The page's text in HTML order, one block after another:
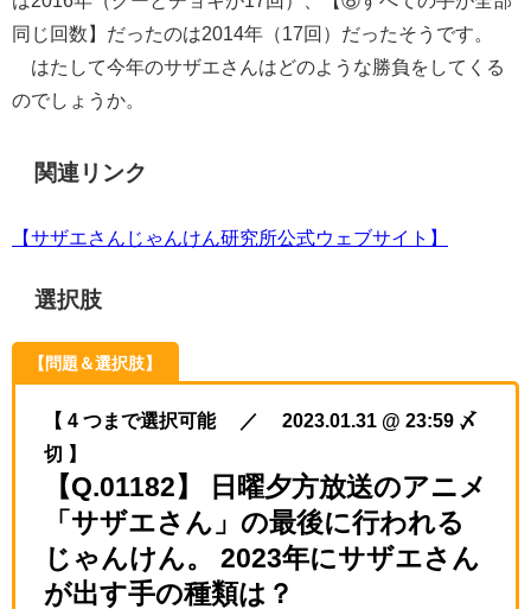
同じ回数】だったのは2014年（17回）だったそうです。
はたして今年のサザエさんはどのような勝負をしてくる
のでしょうか。
関連リンク
【サザエさんじゃんけん研究所公式ウェブサイト】
選択肢
【問題＆選択肢】
【 4 つまで選択可能 ／ 2023.01.31 @ 23:59 〆
切 】
【Q.01182】 日曜夕方放送のアニメ
「サザエさん」の最後に行われる
じゃんけん。 2023年にサザエさん
が出す手の種類は？